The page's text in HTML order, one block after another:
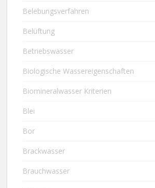
Belebungsverfahren
Belüftung
Betriebswasser
Biologische Wassereigenschaften
Biomineralwasser Kriterien
Blei
Bor
Brackwasser
Brauchwasser